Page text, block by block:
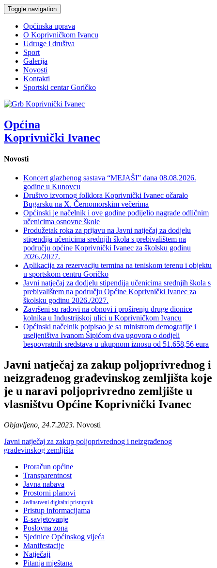
Toggle navigation
Općinska uprava
O Koprivničkom Ivancu
Udruge i društva
Sport
Galerija
Novosti
Kontakti
Sportski centar Goričko
Općina
Koprivnički Ivanec
Novosti
Koncert glazbenog sastava “MEJAŠI” dana 08.08.2026.
godine u Kunovcu
Društvo izvornog folklora Koprivnički Ivanec očaralo
Bugarsku na X. Černomorskim večerima
Općinski je načelnik i ove godine podijelio nagrade odličnim
učenicima osnovne škole
Produžetak roka za prijavu na Javni natječaj za dodjelu
stipendija učenicima srednjih škola s prebivalištem na
području općine Koprivnički Ivanec za školsku godinu
2026./2027.
Aplikacija za rezervaciju termina na teniskom terenu i objektu
u sportskom centru Goričko
Javni natječaj za dodjelu stipendija učenicima srednjih škola s
prebivalištem na području Općine Koprivnički Ivanec za
školsku godinu 2026./2027.
Završeni su radovi na obnovi i proširenju druge dionice
kolnika u Industrijskoj ulici u Koprivničkom Ivancu
Općinski načelnik potpisao je sa ministrom demografije i
useljeništva Ivanom Šipićom dva ugovora o dodjeli
bespovratnih sredstava u ukupnom iznosu od 51.658,56 eura
Javni natječaj za zakup poljoprivrednog i
neizgrađenog građevinskog zemljišta koje
je u naravi poljoprivredno zemljište u
vlasništvu Općine Koprivnički Ivanec
Objavljeno, 24.7.2023. Novosti
Javni natječaj za zakup poljoprivrednog i neizgrađenog
građevinskog zemljišta
Proračun općine
Transparentnost
Javna nabava
Prostorni planovi
Jedinstveni digitalni pristupnik
Pristup informacijama
E-savjetovanje
Poslovna zona
Sjednice Općinskog vijeća
Manifestacije
Natječaji
Pitanja mještana